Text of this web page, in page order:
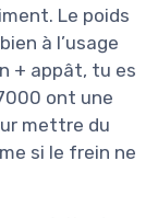
Le poids
à l’usage
+ appât, tu es
ont une
mettre du
si le frein ne